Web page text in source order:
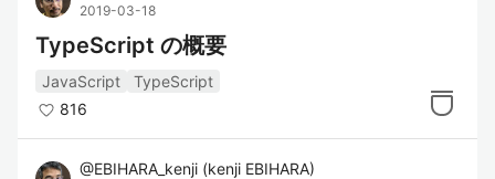
2019-03-18
TypeScript の概要
JavaScript
TypeScript
816
@EBIHARA_kenji (kenji EBIHARA)